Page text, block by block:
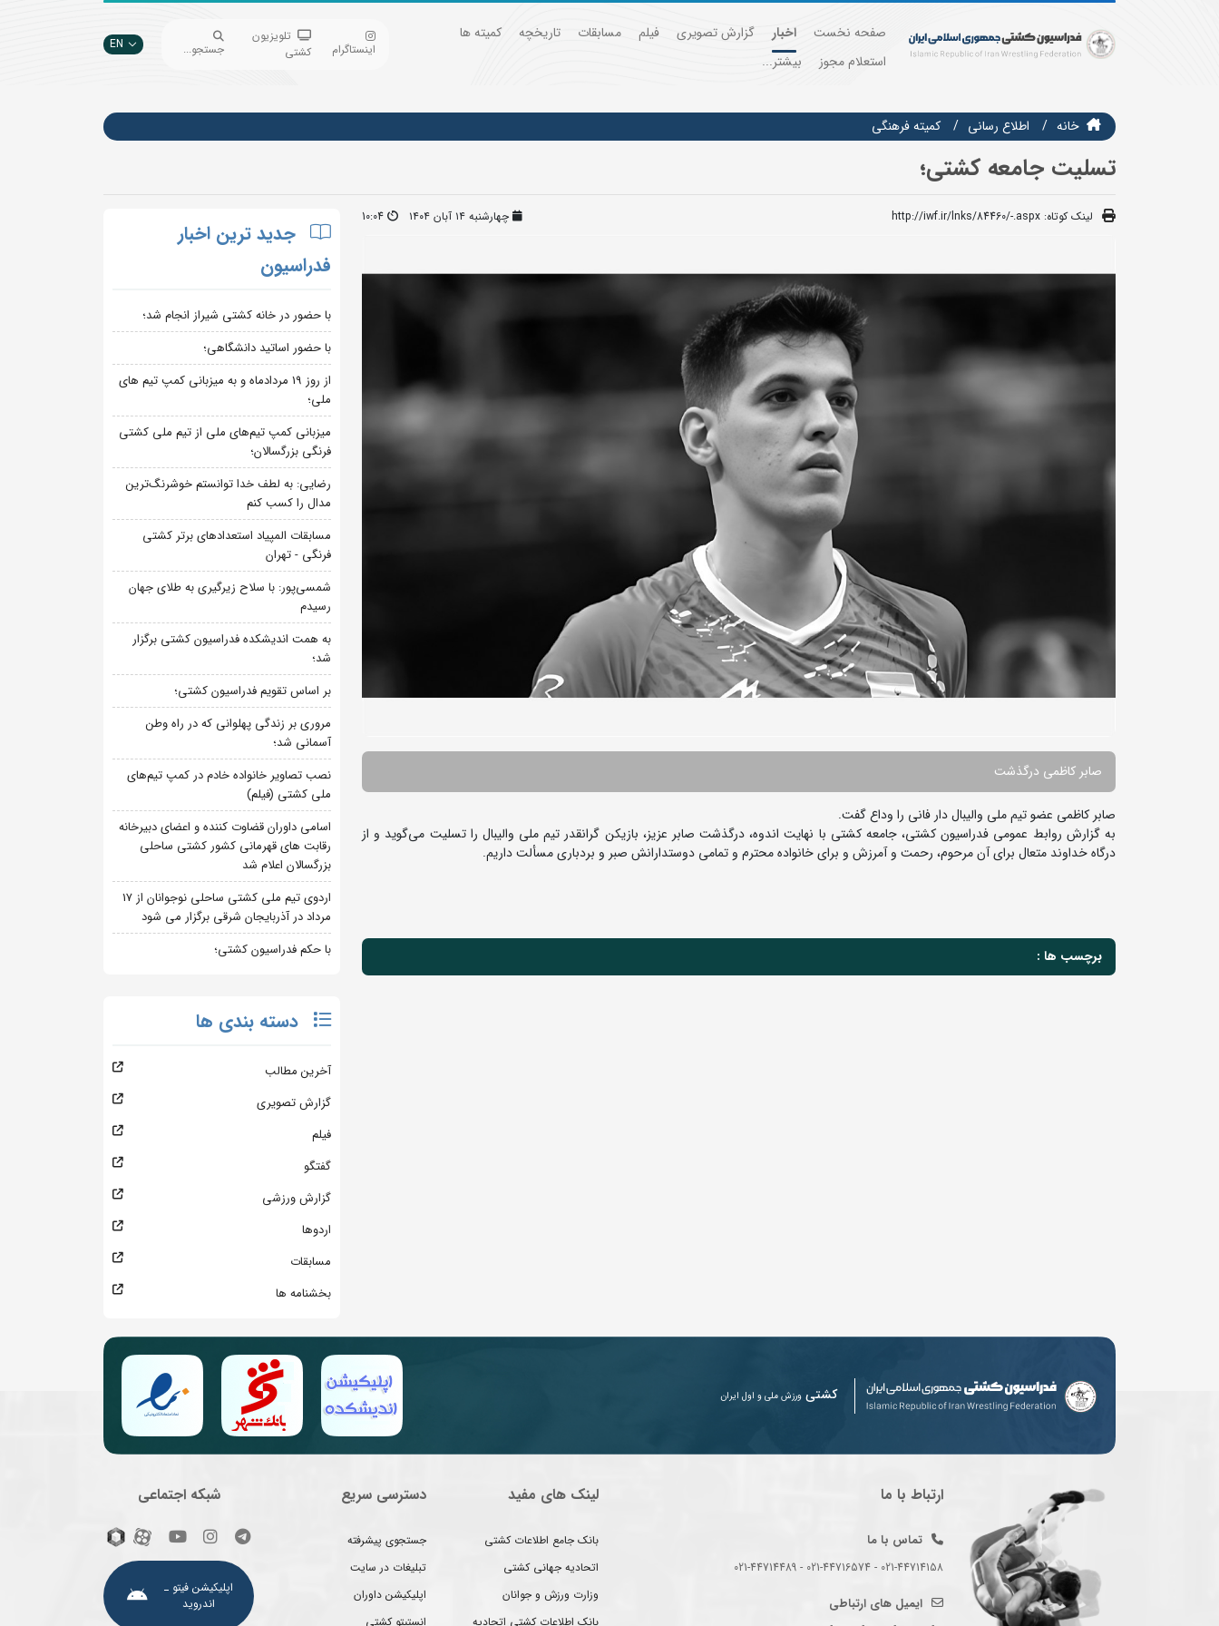
صفحه نخست اخبار گزارش تصویری فیلم مسابقات تاریخچه
کمیته ها
استعلام مجوز
بیشتر...
اینستاگرام
تلویزیون
کشتی
جستجو... EN
خانه اطلاع رسانی كميته فرهنگي
تسلیت جامعه کشتی؛
لینک کوتاه: http://iwf.ir/lnks/84460/-.aspx چهارشنبه ۱۴ آبان ۱۴۰۴ 10:04
صابر کاظمی درگذشت
صابر کاظمی عضو تیم ملی والیبال دار فانی را وداع گفت.
به گزارش روابط عمومی فدراسیون کشتی، جامعه کشتی با نهایت اندوه، درگذشت صابر عزیز، بازیکن گرانقدر تیم ملی والیبال را تسلیت می‌گوید و از
درگاه خداوند متعال برای آن مرحوم، رحمت و آمرزش و برای خانواده محترم و تمامی دوستدارانش صبر و بردباری مسألت داریم.
برچسب ها :
جدید ترین اخبار
فدراسیون
با حضور در خانه کشتی شیراز انجام شد؛
با حضور اساتید دانشگاهی؛
از روز 19 مردادماه و به میزبانی کمپ تیم های
ملی؛
میزبانی کمپ تیم‌های ملی از تیم ملی کشتی
فرنگی بزرگسالان؛
رضایی: به لطف خدا توانستم خوشرنگ‌ترین
مدال را کسب کنم
مسابقات المپیاد استعدادهای برتر کشتی
فرنگی - تهران
شمسی‌پور: با سلاح زیرگیری به طلای جهان
رسیدم
به همت اندیشکده فدراسیون کشتی برگزار
شد؛
بر اساس تقویم فدراسیون کشتی؛
مروری بر زندگی پهلوانی که در راه وطن
آسمانی شد؛
نصب تصاویر خانواده خادم در کمپ تیم‌های
ملی کشتی (فیلم)
اسامی داوران قضاوت کننده و اعضای دبیرخانه
رقابت های قهرمانی کشور کشتی ساحلی
بزرگسالان اعلام شد
اردوی تیم ملی کشتی ساحلی نوجوانان از 17
مرداد در آذربایجان شرقی برگزار می شود
با حکم فدراسیون کشتی؛
دسته بندی ها
آخرین مطالب
گزارش تصویری
فیلم
گفتگو
گزارش ورزشی
اردوها
مسابقات
بخشنامه ها
کشتی ورزش ملی و اول ایران
ارتباط با ما
تماس با ما
021-44714158 - 021-44716574 - 021-44714489
ایمیل های ارتباطی
لینک های مفید
بانک جامع اطلاعات کشتی
اتحادیه جهانی کشتی
وزارت ورزش و جوانان
بانک اطلاعات کشتی اتحادیه
دسترسی سریع
جستجوی پیشرفته
تبلیغات در سایت
اپلیکیشن داوران
انستیتو کشتی
شبکه اجتماعی
اپلیکیشن فیتو ـ
اندروید